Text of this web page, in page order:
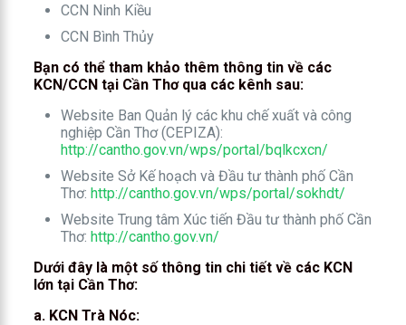
CCN Ninh Kiều
CCN Bình Thủy
Bạn có thể tham khảo thêm thông tin về các
KCN/CCN tại Cần Thơ qua các kênh sau:
Website Ban Quản lý các khu chế xuất và công
nghiệp Cần Thơ (CEPIZA):
http://cantho.gov.vn/wps/portal/bqlkcxcn/
Website Sở Kế hoạch và Đầu tư thành phố Cần
Thơ: http://cantho.gov.vn/wps/portal/sokhdt/
Website Trung tâm Xúc tiến Đầu tư thành phố Cần
Thơ: http://cantho.gov.vn/
Dưới đây là một số thông tin chi tiết về các KCN
lớn tại Cần Thơ:
a. KCN Trà Nóc: